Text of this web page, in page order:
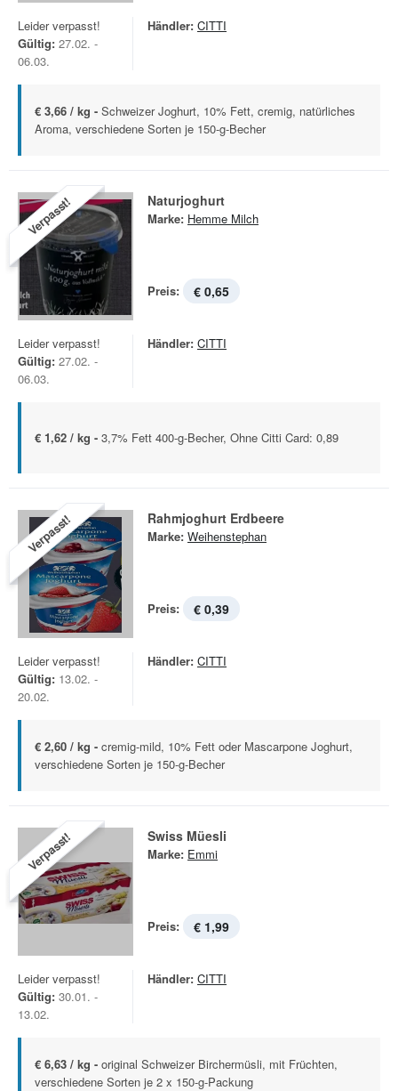
Leider verpasst!
Gültig: 27.02. -
06.03.
Händler: CITTI
€ 3,66 / kg - Schweizer Joghurt, 10% Fett, cremig, natürliches
Aroma, verschiedene Sorten je 150-g-Becher
Verpasst! Naturjoghurt
Marke: Hemme Milch
Preis: € 0,65
Leider verpasst!
Gültig: 27.02. -
06.03.
Händler: CITTI
€ 1,62 / kg - 3,7% Fett 400-g-Becher, Ohne Citti Card: 0,89
Verpasst! Rahmjoghurt Erdbeere
Marke: Weihenstephan
Preis: € 0,39
Leider verpasst!
Gültig: 13.02. -
20.02.
Händler: CITTI
€ 2,60 / kg - cremig-mild, 10% Fett oder Mascarpone Joghurt,
verschiedene Sorten je 150-g-Becher
Verpasst! Swiss Müesli
Marke: Emmi
Preis: € 1,99
Leider verpasst!
Gültig: 30.01. -
13.02.
Händler: CITTI
€ 6,63 / kg - original Schweizer Birchermüsli, mit Früchten,
verschiedene Sorten je 2 x 150-g-Packung